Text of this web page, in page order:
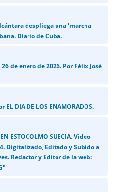
despliega una 'marcha
Diario de Cuba.
de enero de 2026. Por Félix José
DIA DE LOS ENAMORADOS.
ESTOCOLMO SUECIA. Video
Digitalizado, Editado y Subido a
Redactor y Editor de la web: